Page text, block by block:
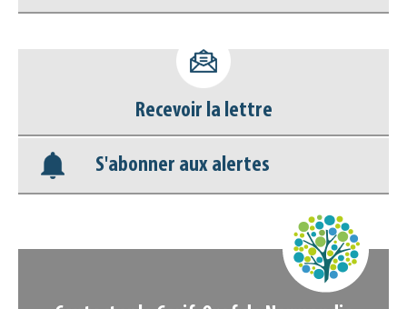
déconnecter)
Base documentaire
Nos veilles Scoop.it
Recevoir la lettre
S'abonner aux alertes